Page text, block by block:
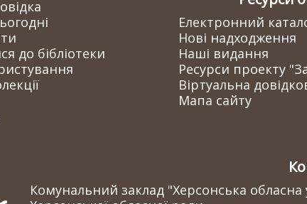
до бібліотеки
Електронний
Нові надходження
Наші видання
Ресурси проекту
Віртуальна
Мапа сайту
Комунальний заклад "Херсонська обласна